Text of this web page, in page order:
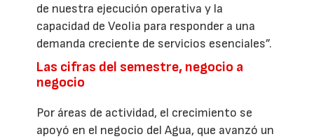
de nuestra ejecución operativa y la
capacidad de Veolia para responder a una
demanda creciente de servicios esenciales”.
Las cifras del semestre, negocio a
negocio
Por áreas de actividad, el crecimiento se
apoyó en el negocio del Agua, que avanzó un